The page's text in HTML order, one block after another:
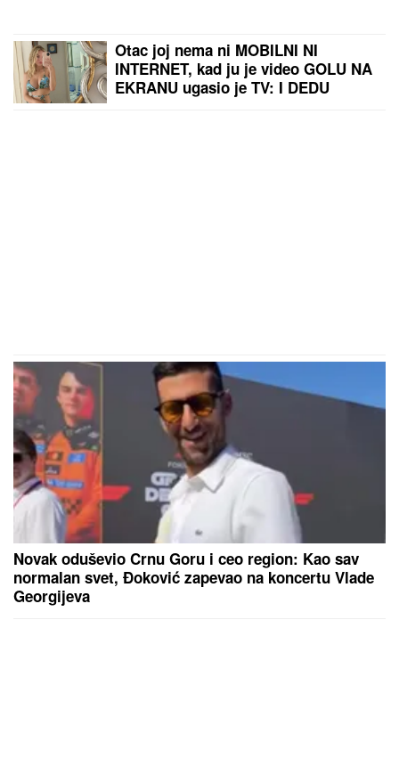
Otac joj nema ni MOBILNI NI
INTERNET, kad ju je video GOLU NA
EKRANU ugasio je TV: I DEDU
Novak oduševio Crnu Goru i ceo region: Kao sav
normalan svet, Đoković zapevao na koncertu Vlade
Georgijeva